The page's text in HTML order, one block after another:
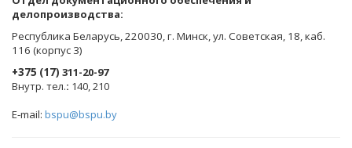
делопроизводства:
Республика Беларусь, 220030, г. Минск, ул. Советская, 18, каб.
116 (корпус 3)
+375 (17) 311-20-97
Внутр. тел.: 140, 210
E-mail: bspu@bspu.by